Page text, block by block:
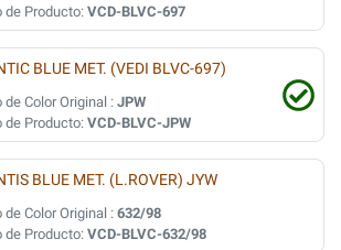
de Producto: VCD-BLVC-697
BLUE MET. (VEDI BLVC-697)
de Color Original : JPW
de Producto: VCD-BLVC-JPW
BLUE MET. (L.ROVER) JYW
de Color Original : 632/98
de Producto: VCD-BLVC-632/98